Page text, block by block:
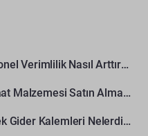
Maden Ocaklarında Operasyonel Verimlilik Nasıl Arttırılır?
Müteahhitler İçin Toptan İnşaat Malzemesi Satın Alma Rehberi
Maden Ocaklarında En Yüksek Gider Kalemleri Nelerdir?